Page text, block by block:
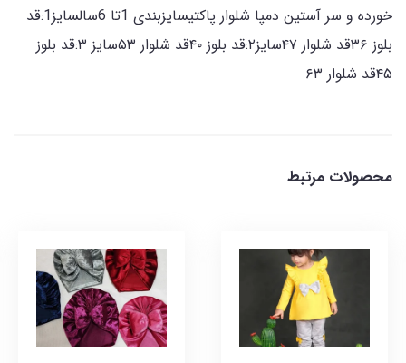
خورده و سر آستین دمپا شلوار پاکتیسایزبندی 1تا 6سالسایز1:قد
بلوز ۳۶قد شلوار ۴۷سایز۲:قد بلوز ۴۰قد شلوار ۵۳سایز ۳:قد بلوز
۴۵قد شلوار ۶۳
محصولات مرتبط